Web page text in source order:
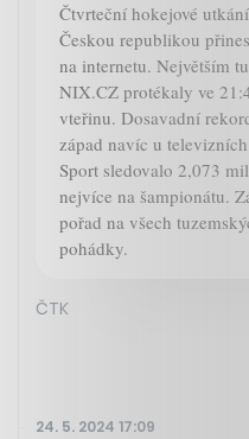
Čtvrteční hokejové
Českou republikou
na internetu. Největším
NIX.CZ protékaly ve
vteřinu. Dosavadní
západ navíc u
Sport sledovalo 2,073
nejvíce na šampionátu.
pořad na všech
pohádky.
ČTK
24. 5. 2024 17:09